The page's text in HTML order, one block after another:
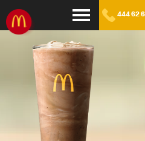
444 62